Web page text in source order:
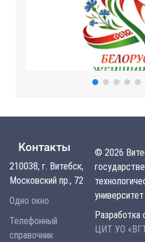
Контакты
210038, г. Витебск,
Московский пр., 72
Одно окно
Телефонный
справочник
© 2026
университет
Разработка
ЦИТ УО